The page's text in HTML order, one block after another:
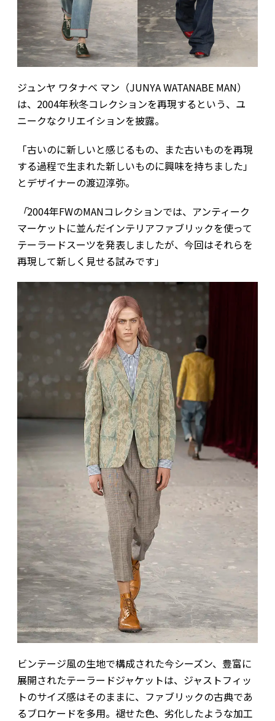
ジュンヤ ワタナベ マン（JUNYA WATANABE MAN）
は、2004年秋冬コレクションを再現するという、ユ
ニークなクリエイションを披露。
「古いのに新しいと感じるもの、また古いものを再現
する過程で生まれた新しいものに興味を持ちました」
とデザイナーの渡辺淳弥。
「2004年FWのMANコレクションでは、アンティーク
マーケットに並んだインテリアファブリックを使って
テーラードスーツを発表しましたが、今回はそれらを
再現して新しく見せる試みです」
ビンテージ風の生地で構成された今シーズン、豊富に
展開されたテーラードジャケットは、ジャストフィッ
トのサイズ感はそのままに、ファブリックの古典であ
るブロケードを多用。褪せた色、劣化したような加工